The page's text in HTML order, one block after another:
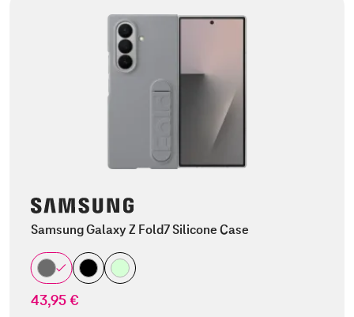
Samsung Galaxy Z Fold7 Silicone Case
43,95 €